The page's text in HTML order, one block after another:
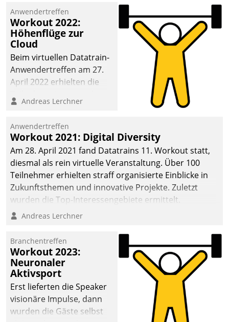
Mammutprojekte
meistern und Workloads
wuppen – bei zunehmend
anspruchsvollen
Aufgaben und
abnehmendem
Anwendertreffen
Workout 2022:
Höhenflüge zur
Cloud
Beim virtuellen Datatrain-
Anwendertreffen am 27.
April 2022 erhielten die
Teilnehmer kurzweilige
Cloud-Strategien und -
Lösungen mit hohem
Zukunftspotenzial.
Andreas Lerchner
Anwendertreffen
Workout 2021: Digital Diversity
Am 28. April 2021 fand Datatrains 11. Workout statt,
diesmal als rein virtuelle Veranstaltung. Über 100
Teilnehmer erhielten straff organisierte Einblicke in
Zukunftsthemen und innovative Projekte. Zuletzt
wurden die Top-Interessengebiete ermittelt.
Andreas Lerchner
Branchentreffen
Workout 2023:
Neuronaler
Aktivsport
Erst lieferten die Speaker
visionäre Impulse, dann
wurden die Gäste selbst